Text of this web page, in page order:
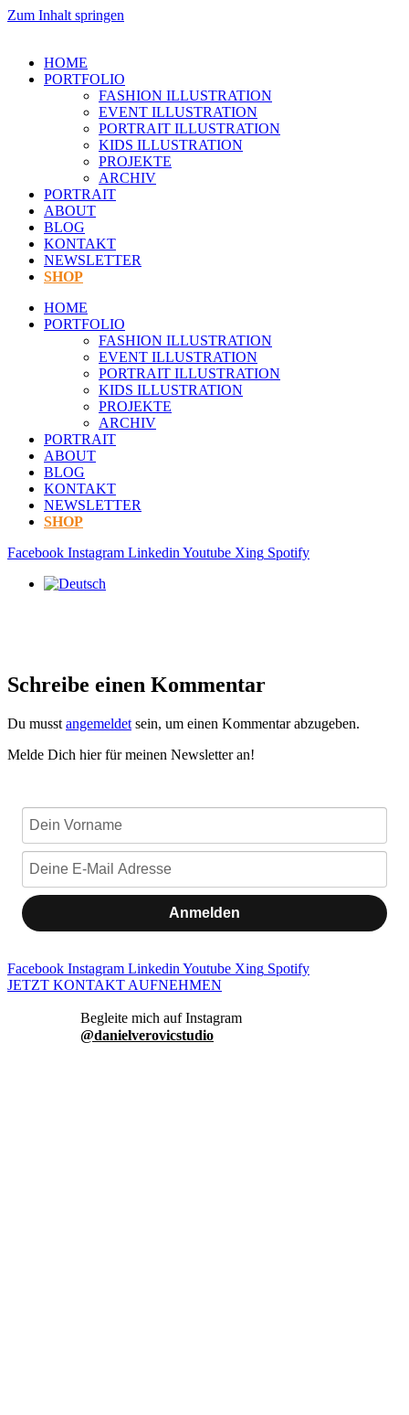
Zum Inhalt springen
HOME
PORTFOLIO
FASHION ILLUSTRATION
EVENT ILLUSTRATION
PORTRAIT ILLUSTRATION
KIDS ILLUSTRATION
PROJEKTE
ARCHIV
PORTRAIT
ABOUT
BLOG
KONTAKT
NEWSLETTER
SHOP
HOME
PORTFOLIO
FASHION ILLUSTRATION
EVENT ILLUSTRATION
PORTRAIT ILLUSTRATION
KIDS ILLUSTRATION
PROJEKTE
ARCHIV
PORTRAIT
ABOUT
BLOG
KONTAKT
NEWSLETTER
SHOP
Facebook Instagram Linkedin Youtube Xing Spotify
Schreibe einen Kommentar
Du musst angemeldet sein, um einen Kommentar abzugeben.
Melde Dich hier für meinen Newsletter an!
Anmelden
Facebook Instagram Linkedin Youtube Xing Spotify
JETZT KONTAKT AUFNEHMEN
danielverovicstudio